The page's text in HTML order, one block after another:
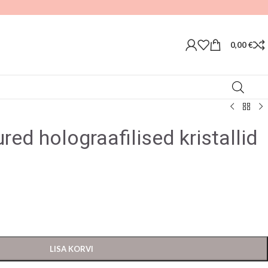
0,00€
holograafilised kristallid
LISA KORVI